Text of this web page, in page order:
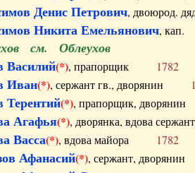
Денис Петрович, двоюрод.
Никита Емельянович,
см. Облеухов
Василий(*), прапорщик 1782
Иван(*), сержант гв., дворянин
Терентий(*), прапорщик,
Агафья(*), дворянка, вдова
Васса(*), вдова майора 1782
Афанасий(*), сержант,